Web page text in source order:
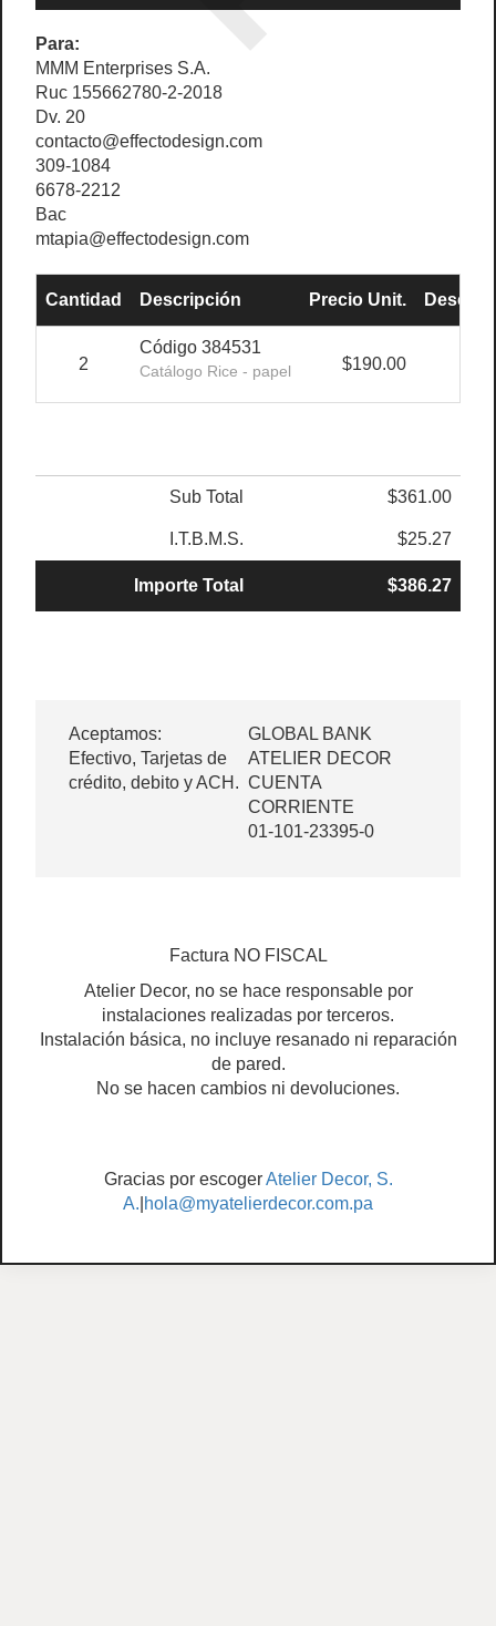
Para:
MMM Enterprises S.A.
Ruc 155662780-2-2018
Dv. 20
contacto@effectodesign.com
309-1084
6678-2212
Bac
mtapia@effectodesign.com
Cantidad Descripción Precio Unit.
2
Código 384531
Catálogo Rice - papel $190.00
Sub Total $361.00
I.T.B.M.S. $25.27
Importe Total $386.27
Aceptamos:
Efectivo, Tarjetas de
crédito, debito y ACH.
GLOBAL BANK
ATELIER DECOR
CUENTA
CORRIENTE
01-101-23395-0
Factura NO FISCAL
Atelier Decor, no se hace responsable por
instalaciones realizadas por terceros.
Instalación básica, no incluye resanado ni reparación
de pared.
No se hacen cambios ni devoluciones.
Gracias por escogerAtelier Decor, S.
A. hola@myatelierdecor.com.pa